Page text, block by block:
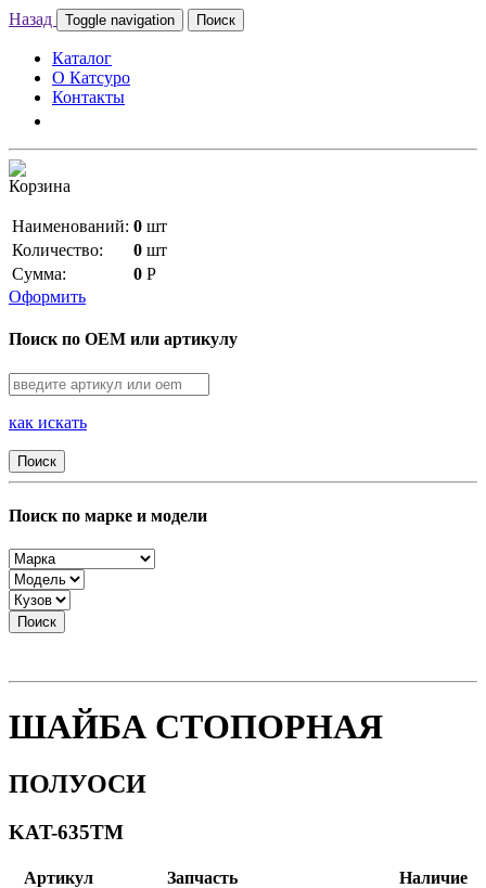
Назад Toggle navigation Поиск
Каталог
О Катсуро
Контакты
Корзина
Наименований: 0 шт
Количество:
0 шт
Сумма:
0 Р
Оформить
Поиск по OEM или артикулу
как искать
Поиск
Поиск по марке и модели
Поиск
ШАЙБА СТОПОРНАЯ
ПОЛУОСИ
KAT-635TM
Артикул Запчасть
Наличие